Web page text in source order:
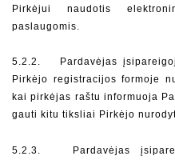
Pirkėjui naudotis
paslaugomis.
5.2.2.
Pardavėjas
Pirkėjo registracijos formoje
kai pirkėjas raštu informuoja
gauti kitu tiksliai Pirkėjo
5.2.3.
Pardavėjas